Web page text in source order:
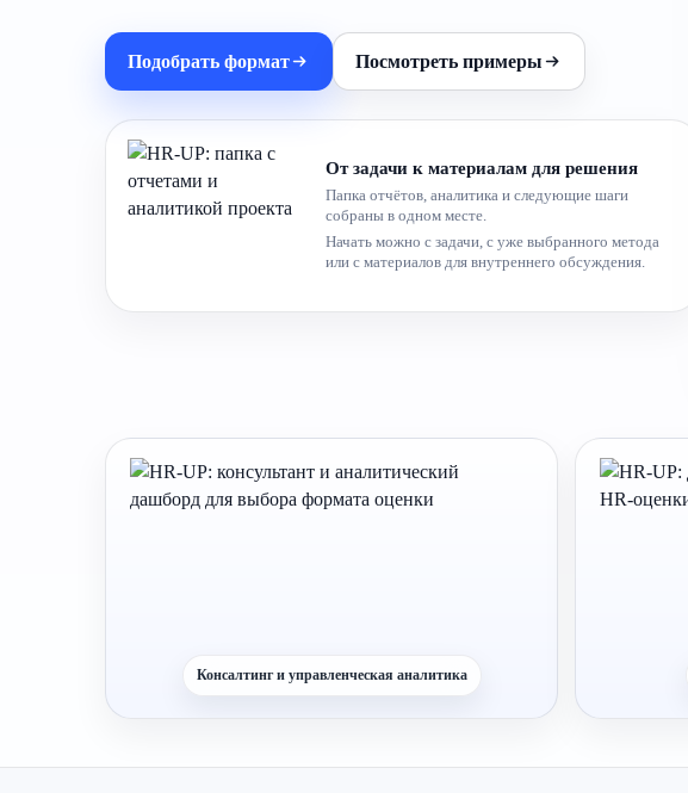
Подобрать формат Посмотреть примеры
От задачи к материалам для решения
Папка отчётов, аналитика и следующие шаги
собраны в одном месте.
Начать можно с задачи, с уже выбранного метода
или с материалов для внутреннего обсуждения.
Консалтинг и управленческая аналитика